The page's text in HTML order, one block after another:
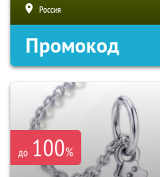
Россия
Промокод
до 100%